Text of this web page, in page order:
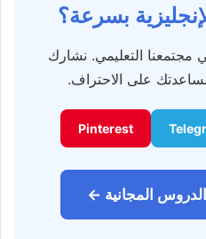
بسرعة؟
مجتمعنا التعليمي. نشارك
على الاحتراف.
Pinterest
المجانية ←